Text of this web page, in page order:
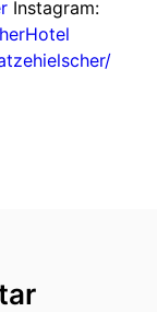
Instagram: